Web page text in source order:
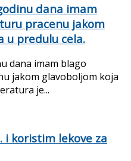
dana imam
pracenu jakom
u predulu cela.
dana imam blago
jakom glavoboljom koja
je...
i koristim lekove za